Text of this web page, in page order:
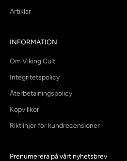
Artiklar
INFORMATION
Om Viking Cult
Integritetspolicy
Återbetalningspolicy
Köpvillkor
Riktlinjer för kundrecensioner
Prenumerera på vårt nyhetsbrev